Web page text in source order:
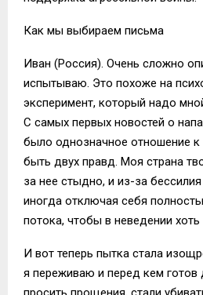
Как мы выбираем письма
Иван (Россия). Очень сложно
испытываю. Это похоже на
эксперимент, который надо
С самых первых новостей о
было однозначное отношение к
быть двух правд. Моя страна
за нее стыдно, и из-за
иногда отключая себя
потока, чтобы в неведении хоть
И вот теперь пытка стала
я переживаю и перед кем готов